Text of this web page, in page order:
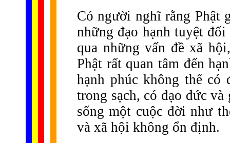
Có người nghĩ rằng Phật
những đạo hạnh tuyệt
qua những vấn đề xã
Phật rất quan tâm đến
hạnh phúc không thể có
trong sạch, có đạo đức
sống một cuộc đời như
và xã hội không ổn định.